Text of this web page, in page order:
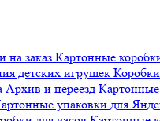
на заказ Картонные
детских игрушек Коробки
Архив и переезд Картонные
упаковки для